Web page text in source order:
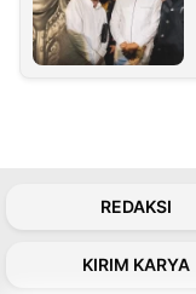
REDAKSI
KIRIM KARYA